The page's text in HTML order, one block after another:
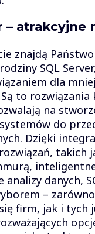
– atrakcyjne
znajdą
SQL
dla
to
na
do
Dzięki
takich
analizy danych,
–
firm, jak i tych